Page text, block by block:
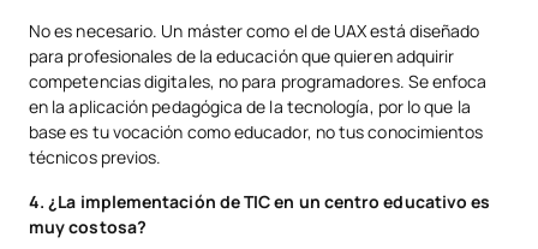
No es necesario. Un máster como el de UAX está diseñado
para profesionales de la educación que quieren adquirir
competencias digitales, no para programadores. Se enfoca
en la aplicación pedagógica de la tecnología, por lo que la
base es tu vocación como educador, no tus conocimientos
técnicos previos.
4. ¿La implementación de TIC en un centro educativo es
muy costosa?